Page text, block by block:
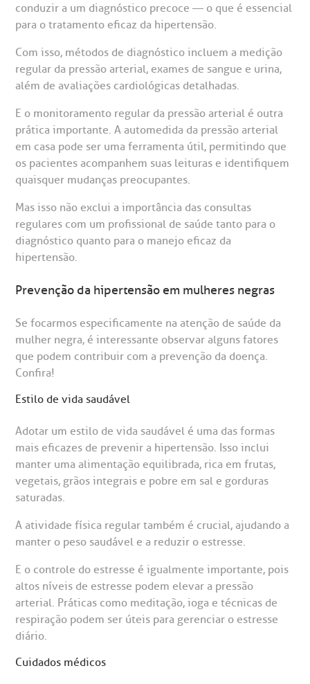
conduzir a um diagnóstico precoce — o que é essencial
para o tratamento eficaz da hipertensão.
Com isso, métodos de diagnóstico incluem a medição
regular da pressão arterial, exames de sangue e urina,
além de avaliações cardiológicas detalhadas.
E o monitoramento regular da pressão arterial é outra
prática importante. A automedida da pressão arterial
em casa pode ser uma ferramenta útil, permitindo que
os pacientes acompanhem suas leituras e identifiquem
quaisquer mudanças preocupantes.
Mas isso não exclui a importância das consultas
regulares com um profissional de saúde tanto para o
diagnóstico quanto para o manejo eficaz da
hipertensão.
Prevenção da hipertensão em mulheres negras
Se focarmos especificamente na atenção de saúde da
mulher negra, é interessante observar alguns fatores
que podem contribuir com a prevenção da doença.
Confira!
Estilo de vida saudável
Adotar um estilo de vida saudável é uma das formas
mais eficazes de prevenir a hipertensão. Isso inclui
manter uma alimentação equilibrada, rica em frutas,
vegetais, grãos integrais e pobre em sal e gorduras
saturadas.
A atividade física regular também é crucial, ajudando a
manter o peso saudável e a reduzir o estresse.
E o controle do estresse é igualmente importante, pois
altos níveis de estresse podem elevar a pressão
arterial. Práticas como meditação, ioga e técnicas de
respiração podem ser úteis para gerenciar o estresse
diário.
Cuidados médicos